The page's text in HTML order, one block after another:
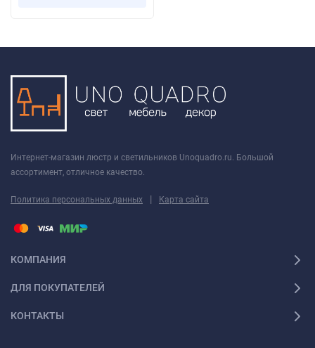
Интернет-магазин люстр и светильников Unoquadro.ru. Большой
ассортимент, отличное качество.
Политика персональных данных | Карта сайта
КОМПАНИЯ
ДЛЯ ПОКУПАТЕЛЕЙ
КОНТАКТЫ